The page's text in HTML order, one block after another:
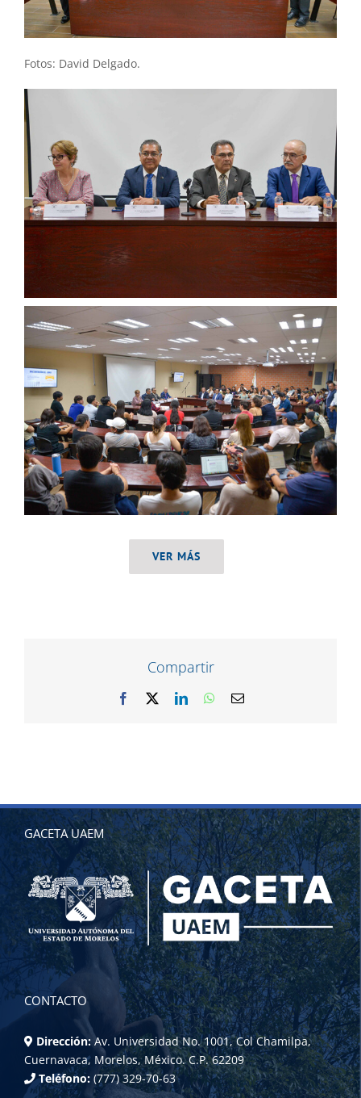
Fotos: David Delgado.
VER MÁS
Compartir
Facebook LinkedInWhatsApp
Correo
GACETA UAEM
CONTACTO
Dirección: Av. Universidad No. 1001, Col Chamilpa,
Cuernavaca, Morelos, México. C.P. 62209
Teléfono: (777) 329-70-63